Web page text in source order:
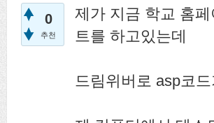
0
추천
제가 지금 학교 홈
트를 하고있는데
드림위버로 asp코